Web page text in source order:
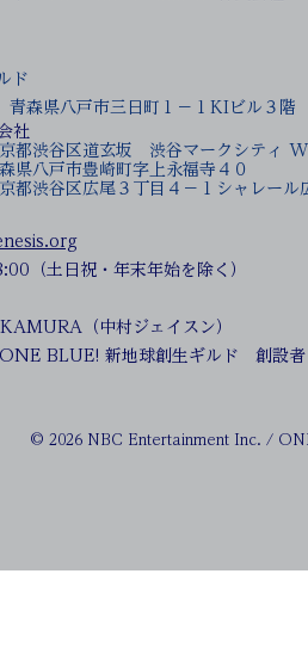
ド
森県八戸市三日町１－１KIビル３階
社
渋谷区道玄坂 渋谷マークシティ
森県八戸市豊崎町字上永福寺４
谷区広尾３丁目４－１シャレール広
（土日祝・年末年始を除く）
（中村ジェイスン）
BLUE! 新地球創生ギルド 創設
© 2026 NBC Entertainment Inc. /